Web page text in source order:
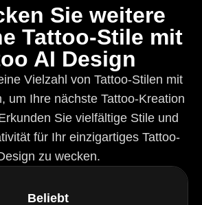
Sie weitere
Tattoo-Stile mit
AI Design
Vielzahl von Tattoo-Stilen mit
um Ihre nächste Tattoo-Kreation
Sie vielfältige Stile und
für Ihr einzigartiges Tattoo-
zu wecken.
Beliebt